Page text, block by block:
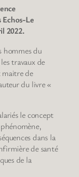
Le
2022.
hommes du
travaux de
maitre de
du livre «
le concept
dans la
de santé
de la